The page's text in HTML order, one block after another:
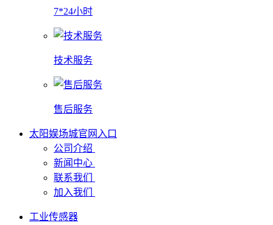
7*24小时
技术服务
售后服务
太阳娱场城官网入口
公司介绍
新闻中心
联系我们
加入我们
工业传感器